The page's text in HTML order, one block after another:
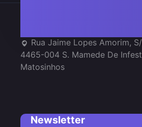
Rua Jaime Lopes Amorim,
4465-004 S. Mamede De
Matosinhos
Newsletter